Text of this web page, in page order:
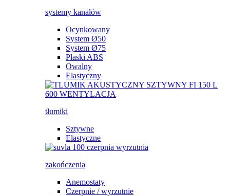
systemy kanałów
Ocynkowany
System Ø50
System Ø75
Płaski ABS
Owalny
Elastyczny
tłumiki
Sztywne
Elastyczne
zakończenia
Anemostaty
Czerpnie / wyrzutnie